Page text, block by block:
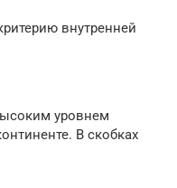
внутренней
уровнем
В скобках